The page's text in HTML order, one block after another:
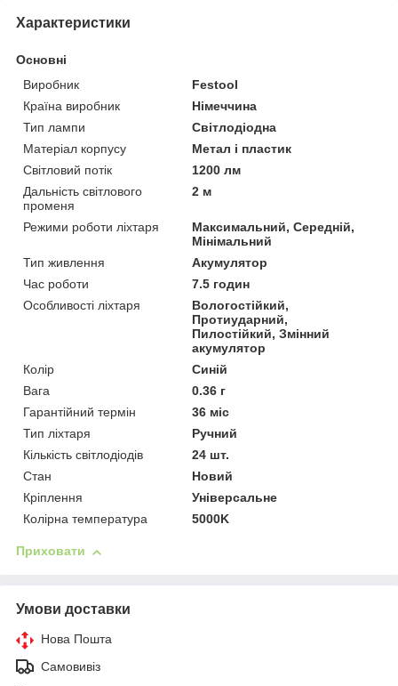
Характеристики
Основні
Виробник
Festool
Країна виробник
Німеччина
Тип лампи
Світлодіодна
Матеріал корпусу
Метал і пластик
Світловий потік
1200 лм
Дальність світлового
променя
2 м
Режими роботи ліхтаря
Максимальний, Середній,
Мінімальний
Тип живлення
Акумулятор
Час роботи
7.5 годин
Особливості ліхтаря
Вологостійкий,
Протиударний,
Пилостійкий, Змінний
акумулятор
Колір
Синій
Вага
0.36 г
Гарантійний термін
36 міс
Тип ліхтаря
Ручний
Кількість світлодіодів
24 шт.
Стан
Новий
Кріплення
Універсальне
Колірна температура
5000K
Приховати
Умови доставки
Нова Пошта
Самовивіз